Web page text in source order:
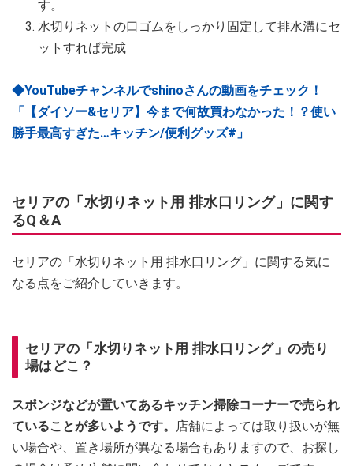
す。
水切りネットの口ゴムをしっかり固定して排水溝にセ
ットすれば完成
◆YouTubeチャンネルでshinoさんの動画をチェック！
「【ダイソー&セリア】今まで何故買わなかった！？使い
勝手最高すぎた…キッチン/便利グッズ#」
セリアの「水切りネット用 排水口リング」に関す
るQ＆A
セリアの「水切りネット用 排水口リング」に関する気に
なる点をご紹介していきます。
セリアの「水切りネット用 排水口リング」の売り
場はどこ？
スポンジなどが置いてあるキッチン掃除コーナーで売られ
ていることが多いようです。
店舗によっては取り扱いが無
い場合や、置き場所が異なる場合もありますので、お探し